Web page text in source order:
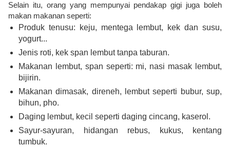
Selain itu, orang yang mempunyai pendakap gigi juga boleh
makan makanan seperti:
Produk tenusu: keju, mentega lembut, kek dan susu,
yogurt...
Jenis roti, kek span lembut tanpa taburan.
Makanan lembut, span seperti: mi, nasi masak lembut,
bijirin.
Makanan dimasak, direneh, lembut seperti bubur, sup,
bihun, pho.
Daging lembut, kecil seperti daging cincang, kaserol.
Sayur-sayuran, hidangan rebus, kukus, kentang
tumbuk.